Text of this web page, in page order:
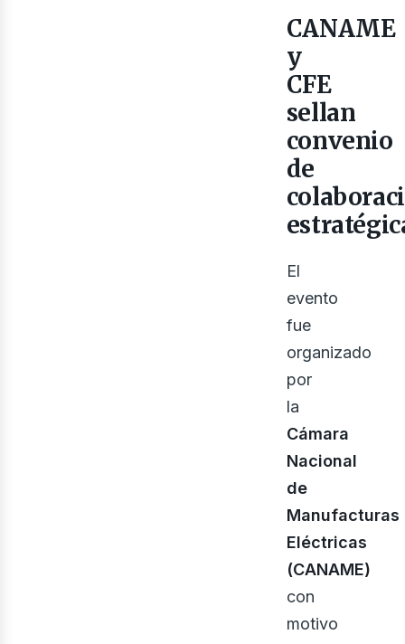
CANAME
y
CFE
sellan
convenio
de
El
evento
fue
organizado
por
la
Cámara
Nacional
de
Manufacturas
Eléctricas
(CANAME)
con
motivo